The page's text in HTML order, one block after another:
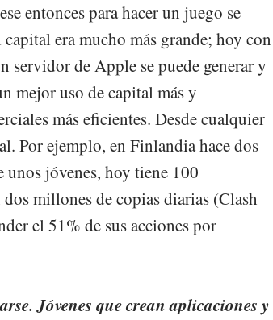
entonces para hacer un juego se
era mucho más grande; hoy con
servidor de Apple se puede generar y
mejor uso de capital más y
más eficientes. Desde cualquier
Por ejemplo, en Finlandia hace dos
unos jóvenes, hoy tiene 100
millones de copias diarias (Clash
el 51% de sus acciones por
Jóvenes que crean aplicaciones y